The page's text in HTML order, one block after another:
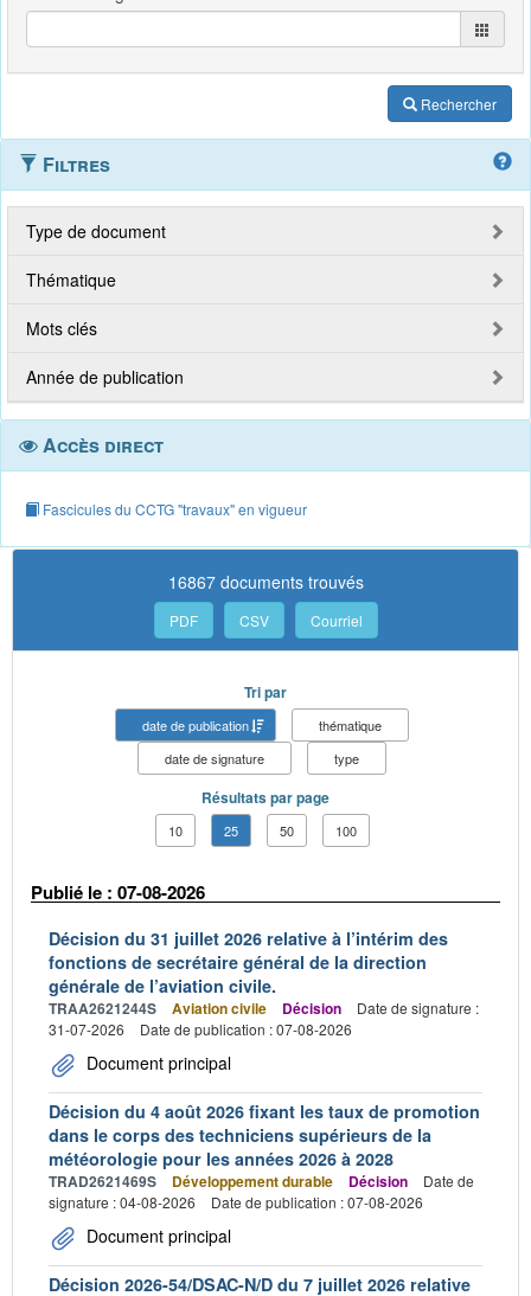
Rechercher
Filtres
Type de document
Thématique
Mots clés
Année de publication
Accès direct
Fascicules du CCTG "travaux" en vigueur
16867 documents trouvés
PDF CSV Courriel
Tri par
date de publication
thématique
date de signature
type
Résultats par page
10 25 50 100
Publié le : 07-08-2026
Décision du 31 juillet 2026 relative à l’intérim des
fonctions de secrétaire général de la direction
générale de l’aviation civile.
TRAA2621244S Aviation civile Décision
Date de signature :
31-07-2026
Date de publication : 07-08-2026
Document principal
Décision du 4 août 2026 fixant les taux de promotion
dans le corps des techniciens supérieurs de la
météorologie pour les années 2026 à 2028
TRAD2621469S Développement durable Décision
Date de
signature : 04-08-2026
Date de publication : 07-08-2026
Document principal
Décision 2026-54/DSAC-N/D du 7 juillet 2026 relative